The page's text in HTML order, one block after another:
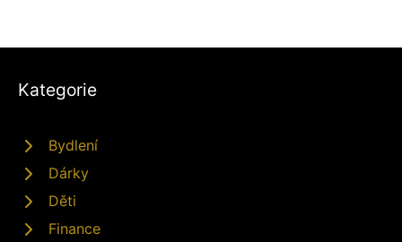
Kategorie
Bydlení
Dárky
Děti
Finance